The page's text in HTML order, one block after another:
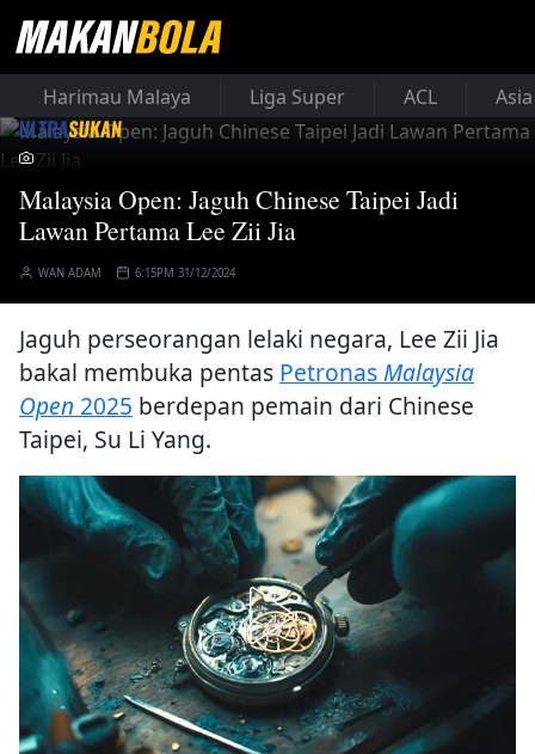
Harimau Malaya Liga Super ACL
Malaysia Open: Jaguh Chinese Taipei Jadi
Lawan Pertama Lee Zii Jia
WAN ADAM 6:15PM 31/12/2024
Jaguh perseorangan lelaki negara, Lee Zii Jia
bakal membuka pentas PetronasMalaysia
Open 2025 berdepan pemain dari Chinese
Taipei, Su Li Yang.